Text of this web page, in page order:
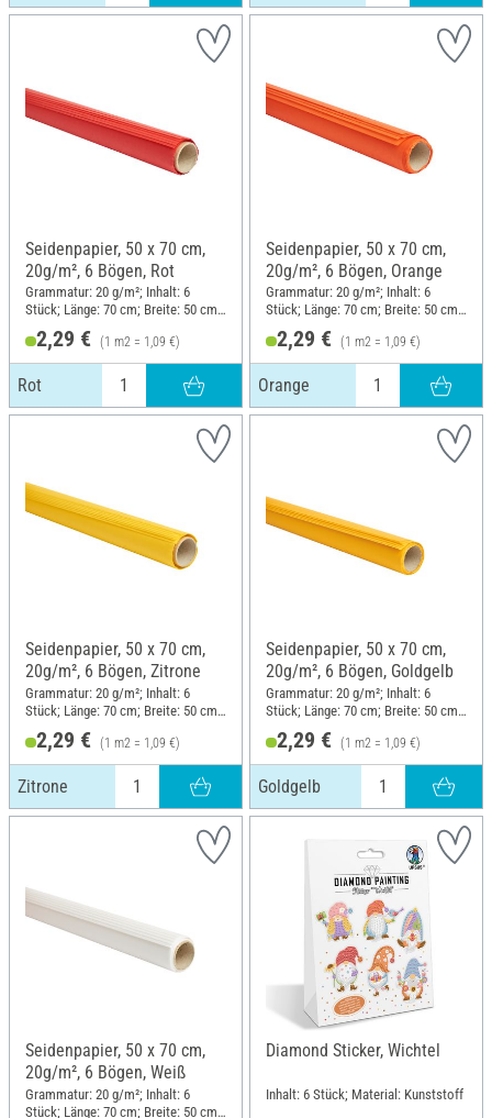
Seidenpapier, 50 x 70 cm,
20g/m², 6 Bögen, Rot
Grammatur: 20 g/m²; Inhalt: 6
Stück; Länge: 70 cm; Breite: 50 cm;
Material: Papier
2,29 € (1 m2 = 1,09 €)
Rot
Seidenpapier, 50 x 70 cm,
20g/m², 6 Bögen, Orange
Grammatur: 20 g/m²; Inhalt: 6
Stück; Länge: 70 cm; Breite: 50 cm;
Material: Papier
2,29 € (1 m2 = 1,09 €)
Orange
Seidenpapier, 50 x 70 cm,
20g/m², 6 Bögen, Zitrone
Grammatur: 20 g/m²; Inhalt: 6
Stück; Länge: 70 cm; Breite: 50 cm;
Material: Papier
2,29 € (1 m2 = 1,09 €)
Zitrone
Seidenpapier, 50 x 70 cm,
20g/m², 6 Bögen, Goldgelb
Grammatur: 20 g/m²; Inhalt: 6
Stück; Länge: 70 cm; Breite: 50 cm;
Material: Papier
2,29 € (1 m2 = 1,09 €)
Goldgelb
Seidenpapier, 50 x 70 cm,
20g/m², 6 Bögen, Weiß
Grammatur: 20 g/m²; Inhalt: 6
Stück; Länge: 70 cm; Breite: 50 cm;
Diamond Sticker, Wichtel
Inhalt: 6 Stück; Material: Kunststoff